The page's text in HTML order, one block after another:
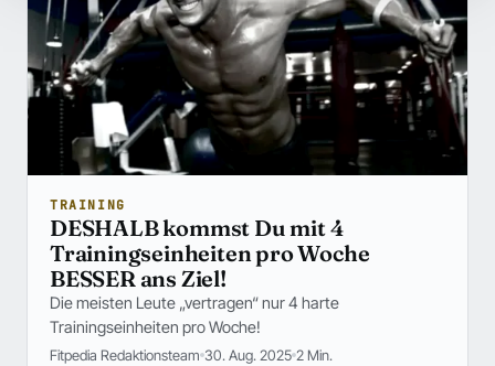
TRAINING
DESHALB kommst Du mit 4
Trainingseinheiten pro Woche
BESSER ans Ziel!
Die meisten Leute „vertragen“ nur 4 harte
Trainingseinheiten pro Woche!
Fitpedia Redaktionsteam 30. Aug. 2025 2 Min.